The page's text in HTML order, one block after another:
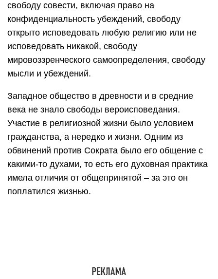
свободу совести, включая право на
конфиденциальность убеждений, свободу
открыто исповедовать любую религию или не
исповедовать никакой, свободу
мировоззренческого самоопределения, свободу
мысли и убеждений.
Западное общество в древности и в средние
века не знало свободы вероисповедания.
Участие в религиозной жизни было условием
гражданства, а нередко и жизни. Одним из
обвинений против Сократа было его общение с
какими-то духами, то есть его духовная практика
имела отличия от общепринятой – за это он
поплатился жизнью.